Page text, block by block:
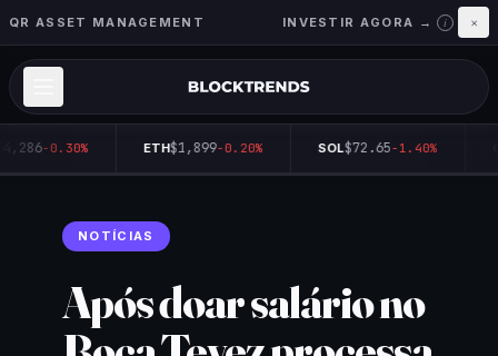
QR ASSET MANAGEMENT INVESTIR AGORA → i ×
-0.30% ETH$1,899-0.20% SOL$72.65-1.40%
NOTÍCIAS
Após doar salário no